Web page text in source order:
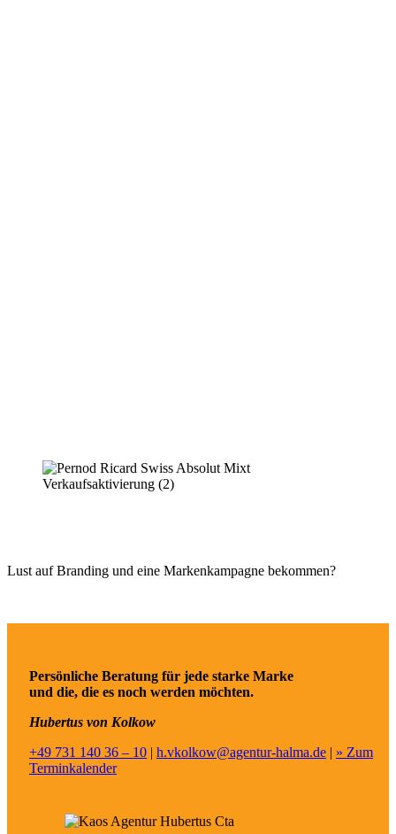
Lust auf Branding und eine Markenkampagne bekommen?
Persönliche Beratung für jede starke Marke
und die, die es noch werden möchten.
Hubertus von Kolkow
+49 731 140 36 – 10 | h.vkolkow@agentur-halma.de | » Zum
Terminkalender